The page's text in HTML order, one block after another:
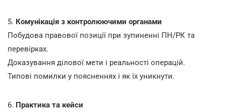
5. Комунікація з контролюючими органами
Побудова правової позиції при зупиненні ПН/РК та
перевірках.
Доказування ділової мети і реальності операцій.
Типові помилки у поясненнях і як їх уникнути.
6. Практика та кейси